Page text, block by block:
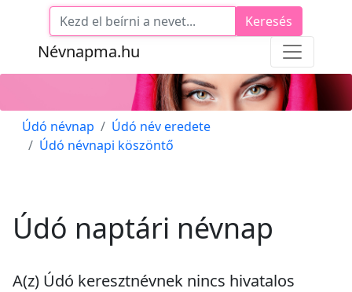
Névnapma.hu
Keresés
Údó névnap
Údó név eredete
Údó névnapi köszöntő
Údó naptári névnap
A(z) Údó keresztnévnek nincs hivatalos